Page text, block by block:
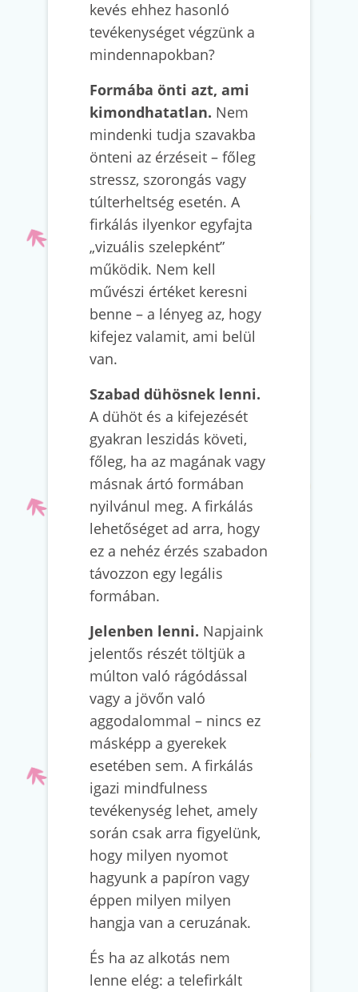
kevés ehhez hasonló
tevékenységet végzünk a
mindennapokban?
Formába önti azt, ami
kimondhatatlan. Nem
mindenki tudja szavakba
önteni az érzéseit – főleg
stressz, szorongás vagy
túlterheltség esetén. A
firkálás ilyenkor egyfajta
„vizuális szelepként”
működik. Nem kell
művészi értéket keresni
benne – a lényeg az, hogy
kifejez valamit, ami belül
van.
Szabad dühösnek lenni.
A dühöt és a kifejezését
gyakran leszidás követi,
főleg, ha az magának vagy
másnak ártó formában
nyilvánul meg. A firkálás
lehetőséget ad arra, hogy
ez a nehéz érzés szabadon
távozzon egy legális
formában.
Jelenben lenni. Napjaink
jelentős részét töltjük a
múlton való rágódással
vagy a jövőn való
aggodalommal – nincs ez
másképp a gyerekek
esetében sem. A firkálás
igazi mindfulness
tevékenység lehet, amely
során csak arra figyelünk,
hogy milyen nyomot
hagyunk a papíron vagy
éppen milyen milyen
hangja van a ceruzának.
És ha az alkotás nem
lenne elég: a telefirkált